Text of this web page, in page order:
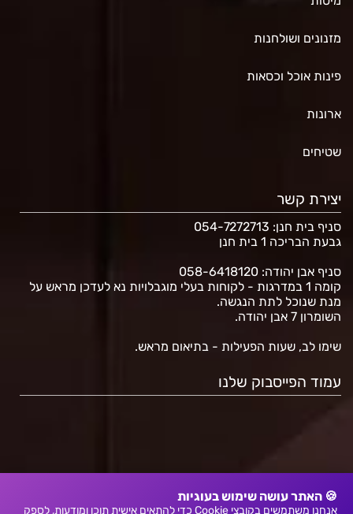
🍪 האתר עושה שימוש בעוגיות
אנחנו משתמשים בקובצי Cookie כדי להתאים אישית תוכן ומודעות, לספק
מזנונים ושולחנות
פינות אוכל וכסאות
ארונות
שטיחים
יצירת קשר
סניף בית חנן: 054-7272713
גבעת הבריכה 1 בית חנן
סניף אבן יהודה: 058-6418120
קומה 1 במדרגות - לקוחות בעלי מוגבלויות נא לעדכן מראש על
מנת שנוכל לתת הנגשה.
השומרון 7 אבן יהודה.
שימו לב, שעות הפעילות - בתיאום מראש.
עמוד הפייסבוק שלנו